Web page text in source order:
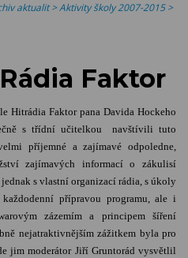
aktualit>Aktivity školy 2007-2015>
Faktor
Hitrádia Faktor pana Davida Hockeho
s třídní učitelkou navštívili tuto
příjemné a zajímavé odpoledne,
zajímavých informací o zákulisí
s vlastní organizací rádia, s úkoly
přípravou programu, ale i
zázemím a principem šíření
nejatraktivnějším zážitkem byla pro
jim moderátor Jiří Gruntorád vysvětlil